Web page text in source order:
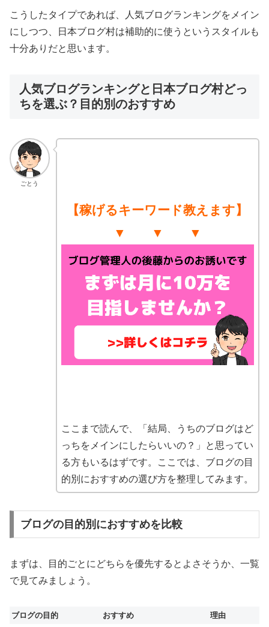
こうしたタイプであれば、人気ブログランキングをメイン
にしつつ、日本ブログ村は補助的に使うというスタイルも
十分ありだと思います。
人気ブログランキングと日本ブログ村どっ
ちを選ぶ？目的別のおすすめ
ごとう
【稼げるキーワード教えます】
▼ ▼ ▼
ここまで読んで、「結局、うちのブログはど
っちをメインにしたらいいの？」と思ってい
る方もいるはずです。ここでは、ブログの目
的別におすすめの選び方を整理してみます。
ブログの目的別におすすめを比較
まずは、目的ごとにどちらを優先するとよさそうか、一覧
で見てみましょう。
ブログの目的 おすすめ
理由